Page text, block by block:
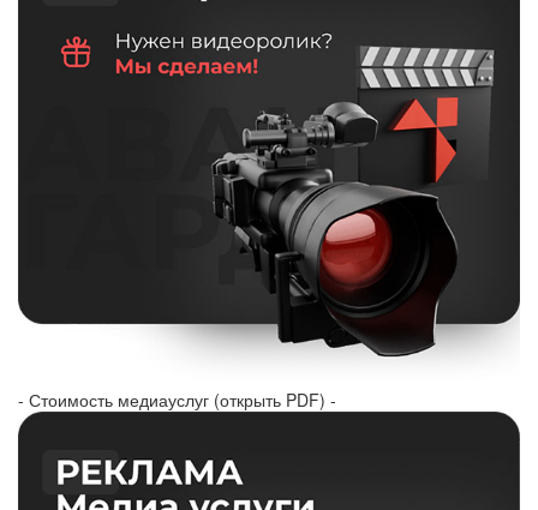
- Стоимость медиауслуг (открыть PDF) -